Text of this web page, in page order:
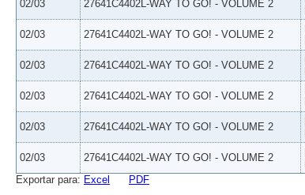
02/03 27641C4402L-WAY TO GO! - VOLUME 2
02/03 27641C4402L-WAY TO GO! - VOLUME 2
02/03 27641C4402L-WAY TO GO! - VOLUME 2
02/03 27641C4402L-WAY TO GO! - VOLUME 2
02/03 27641C4402L-WAY TO GO! - VOLUME 2
02/03 27641C4402L-WAY TO GO! - VOLUME 2
Exportar para: Excel PDF